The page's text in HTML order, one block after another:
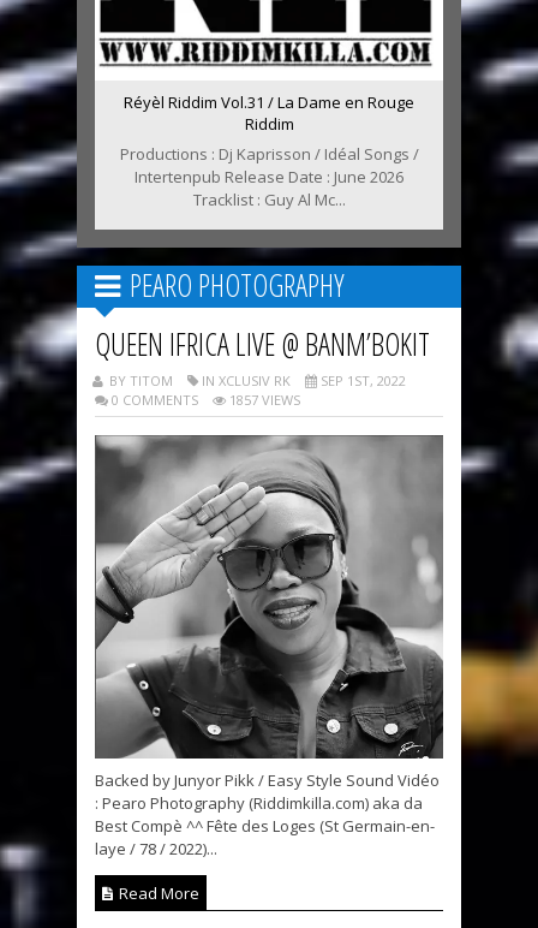
Réyèl Riddim Vol.31 / La Dame en Rouge
Riddim
Productions : Dj Kaprisson / Idéal Songs /
Intertenpub Release Date : June 2026
Tracklist : Guy Al Mc...
PEARO PHOTOGRAPHY
QUEEN IFRICA LIVE @ BANM’BOKIT
BY TITOM IN XCLUSIV RK
SEP 1ST, 2022
0 COMMENTS
1857 VIEWS
Backed by Junyor Pikk / Easy Style Sound Vidéo
: Pearo Photography (Riddimkilla.com) aka da
Best Compè ^^ Fête des Loges (St Germain-en-
laye / 78 / 2022)...
Read More